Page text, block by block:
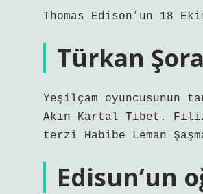
Thomas Edison’un 18
Türkan
Yeşilçam oyuncusunun
Akın Kartal Tibet. Filiz
terzi Habibe Leman
Edisun’un